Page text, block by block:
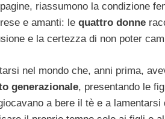
riassumono la condizione
e amanti: le quattro donne
e la certezza di non poter
nel mondo che, anni prima,
generazionale, presentando le
a bere il tè e a lamentarsi